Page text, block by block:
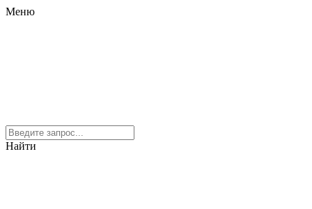
Меню
Найти